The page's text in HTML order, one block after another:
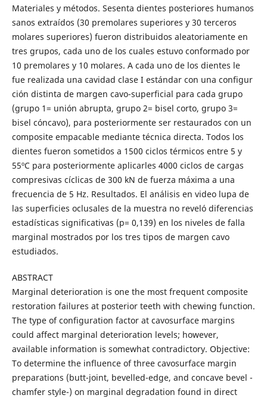
Materiales y métodos. Sesenta dientes posteriores humanos
sanos extraídos (30 premolares superiores y 30 terceros
molares superiores) fueron distribuidos aleatoriamente en
tres grupos, cada uno de los cuales estuvo conformado por
10 premolares y 10 molares. A cada uno de los dientes le
fue realizada una cavidad clase I estándar con una configur
ción distinta de margen cavo-superficial para cada grupo
(grupo 1= unión abrupta, grupo 2= bisel corto, grupo 3=
bisel cóncavo), para posteriormente ser restaurados con un
composite empacable mediante técnica directa. Todos los
dientes fueron sometidos a 1500 ciclos térmicos entre 5 y
55ºC para posteriormente aplicarles 4000 ciclos de cargas
compresivas cíclicas de 300 kN de fuerza máxima a una
frecuencia de 5 Hz. Resultados. El análisis en video lupa de
las superficies oclusales de la muestra no reveló diferencias
estadísticas significativas (p= 0,139) en los niveles de falla
marginal mostrados por los tres tipos de margen cavo
estudiados.
ABSTRACT
Marginal deterioration is one the most frequent composite
restoration failures at posterior teeth with chewing function.
The type of configuration factor at cavosurface margins
could affect marginal deterioration levels; however,
available information is somewhat contradictory. Objective:
To determine the influence of three cavosurface margin
preparations (butt-joint, bevelled-edge, and concave bevel -
chamfer style-) on marginal degradation found in direct